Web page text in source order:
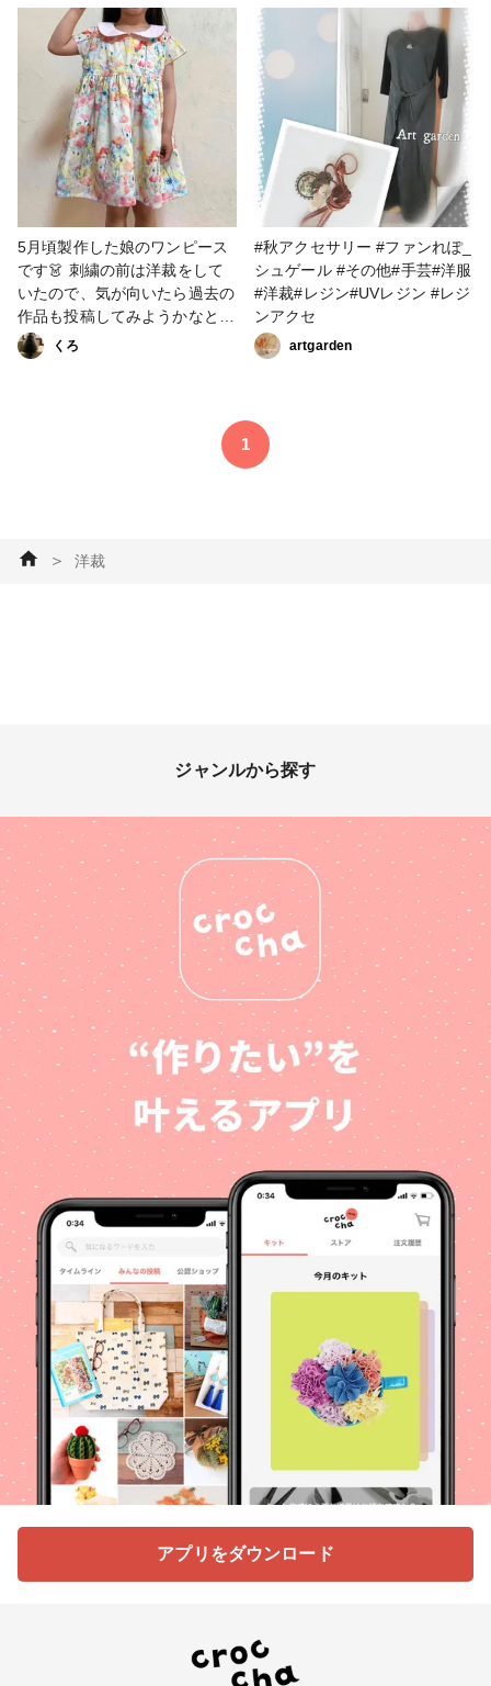
れるようにとシンプルなものに
してみました。 でも、思春期
だからか測りまちがえたのか、
サイズアウトで完成したらボタ
ンが閉まらないという😅 可愛
くできたから良いか♪ってこと
で、お披露目のみ😊 本番は大
きめに作ります！！→完成は一
年後の予定です😆 #ハンドメイ
ド #ソーイング #洋裁 #洋裁 #
シャツ #ノースリーブシャツ
💕 (ステラ・ルーちゃんのリボ
ンは私物) これは夏に作ったも
のなので、そろそろ秋冬服を考
えないと！ #ソーイング #リメ
イク #ディズニー #洋裁
5月頃製作した娘のワンピース
です👗 刺繍の前は洋裁をして
いたので、気が向いたら過去の
作品も投稿してみようかなと思
っています。 #布の作品コンテ
スト #洋裁 #ファンれぽ
くろ
#秋アクセサリー #ファンれぽ_
シュゲール #その他#手芸#洋服
#洋裁#レジン#UVレジン #レジ
ンアクセ
artgarden
1
＞ 洋裁
ジャンルから探す
アプリをダウンロード